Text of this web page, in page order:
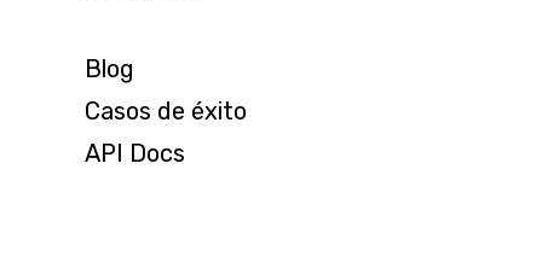
Blog
Casos de éxito
API Docs